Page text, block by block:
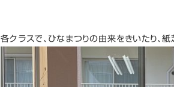
各クラスで、ひなまつりの由来をきいたり、